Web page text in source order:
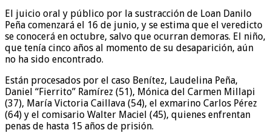
El juicio oral y público por la sustracción de Loan Danilo
Peña comenzará el 16 de junio, y se estima que el veredicto
se conocerá en octubre, salvo que ocurran demoras. El niño,
que tenía cinco años al momento de su desaparición, aún
no ha sido encontrado.
Están procesados por el caso Benítez, Laudelina Peña,
Daniel “Fierrito” Ramírez (51), Mónica del Carmen Millapi
(37), María Victoria Caillava (54), el exmarino Carlos Pérez
(64) y el comisario Walter Maciel (45), quienes enfrentan
penas de hasta 15 años de prisión.